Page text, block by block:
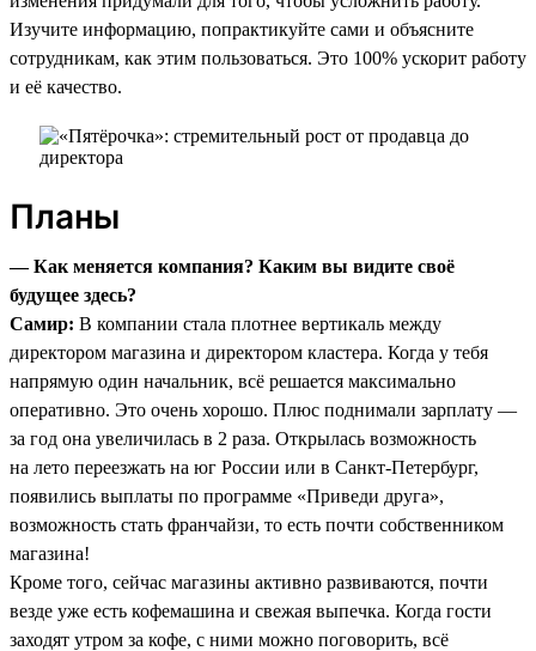
Изучите информацию, попрактикуйте сами и объясните
сотрудникам, как этим пользоваться. Это 100% ускорит работу
и её качество.
Планы
— Как меняется компания? Каким вы видите своё
будущее здесь?
Самир: В компании стала плотнее вертикаль между
директором магазина и директором кластера. Когда у тебя
напрямую один начальник, всё решается максимально
оперативно. Это очень хорошо. Плюс поднимали зарплату —
за год она увеличилась в 2 раза. Открылась возможность
на лето переезжать на юг России или в Санкт-Петербург,
появились выплаты по программе «Приведи друга»,
возможность стать франчайзи, то есть почти собственником
магазина!
Кроме того, сейчас магазины активно развиваются, почти
везде уже есть кофемашина и свежая выпечка. Когда гости
заходят утром за кофе, с ними можно поговорить, всё